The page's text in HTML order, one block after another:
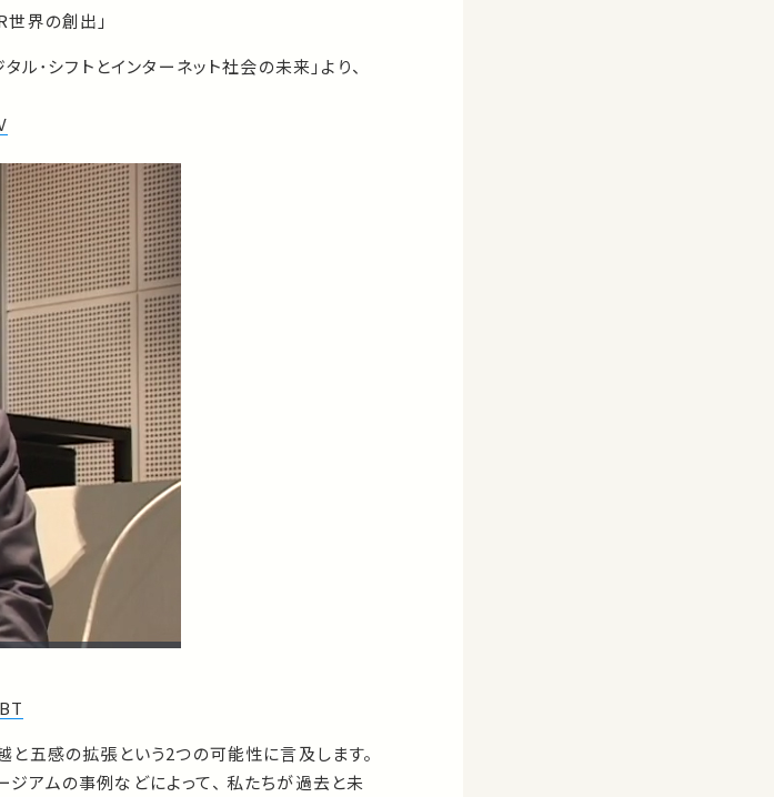
世界の創出」
･シフトとインターネット社会の未来」より、
五感の拡張という2つの可能性に言及します。
アムの事例などによって、 私たちが過去と未